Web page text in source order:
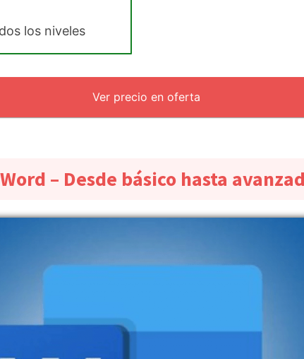
los niveles
Ver precio en oferta
Word – Desde básico hasta